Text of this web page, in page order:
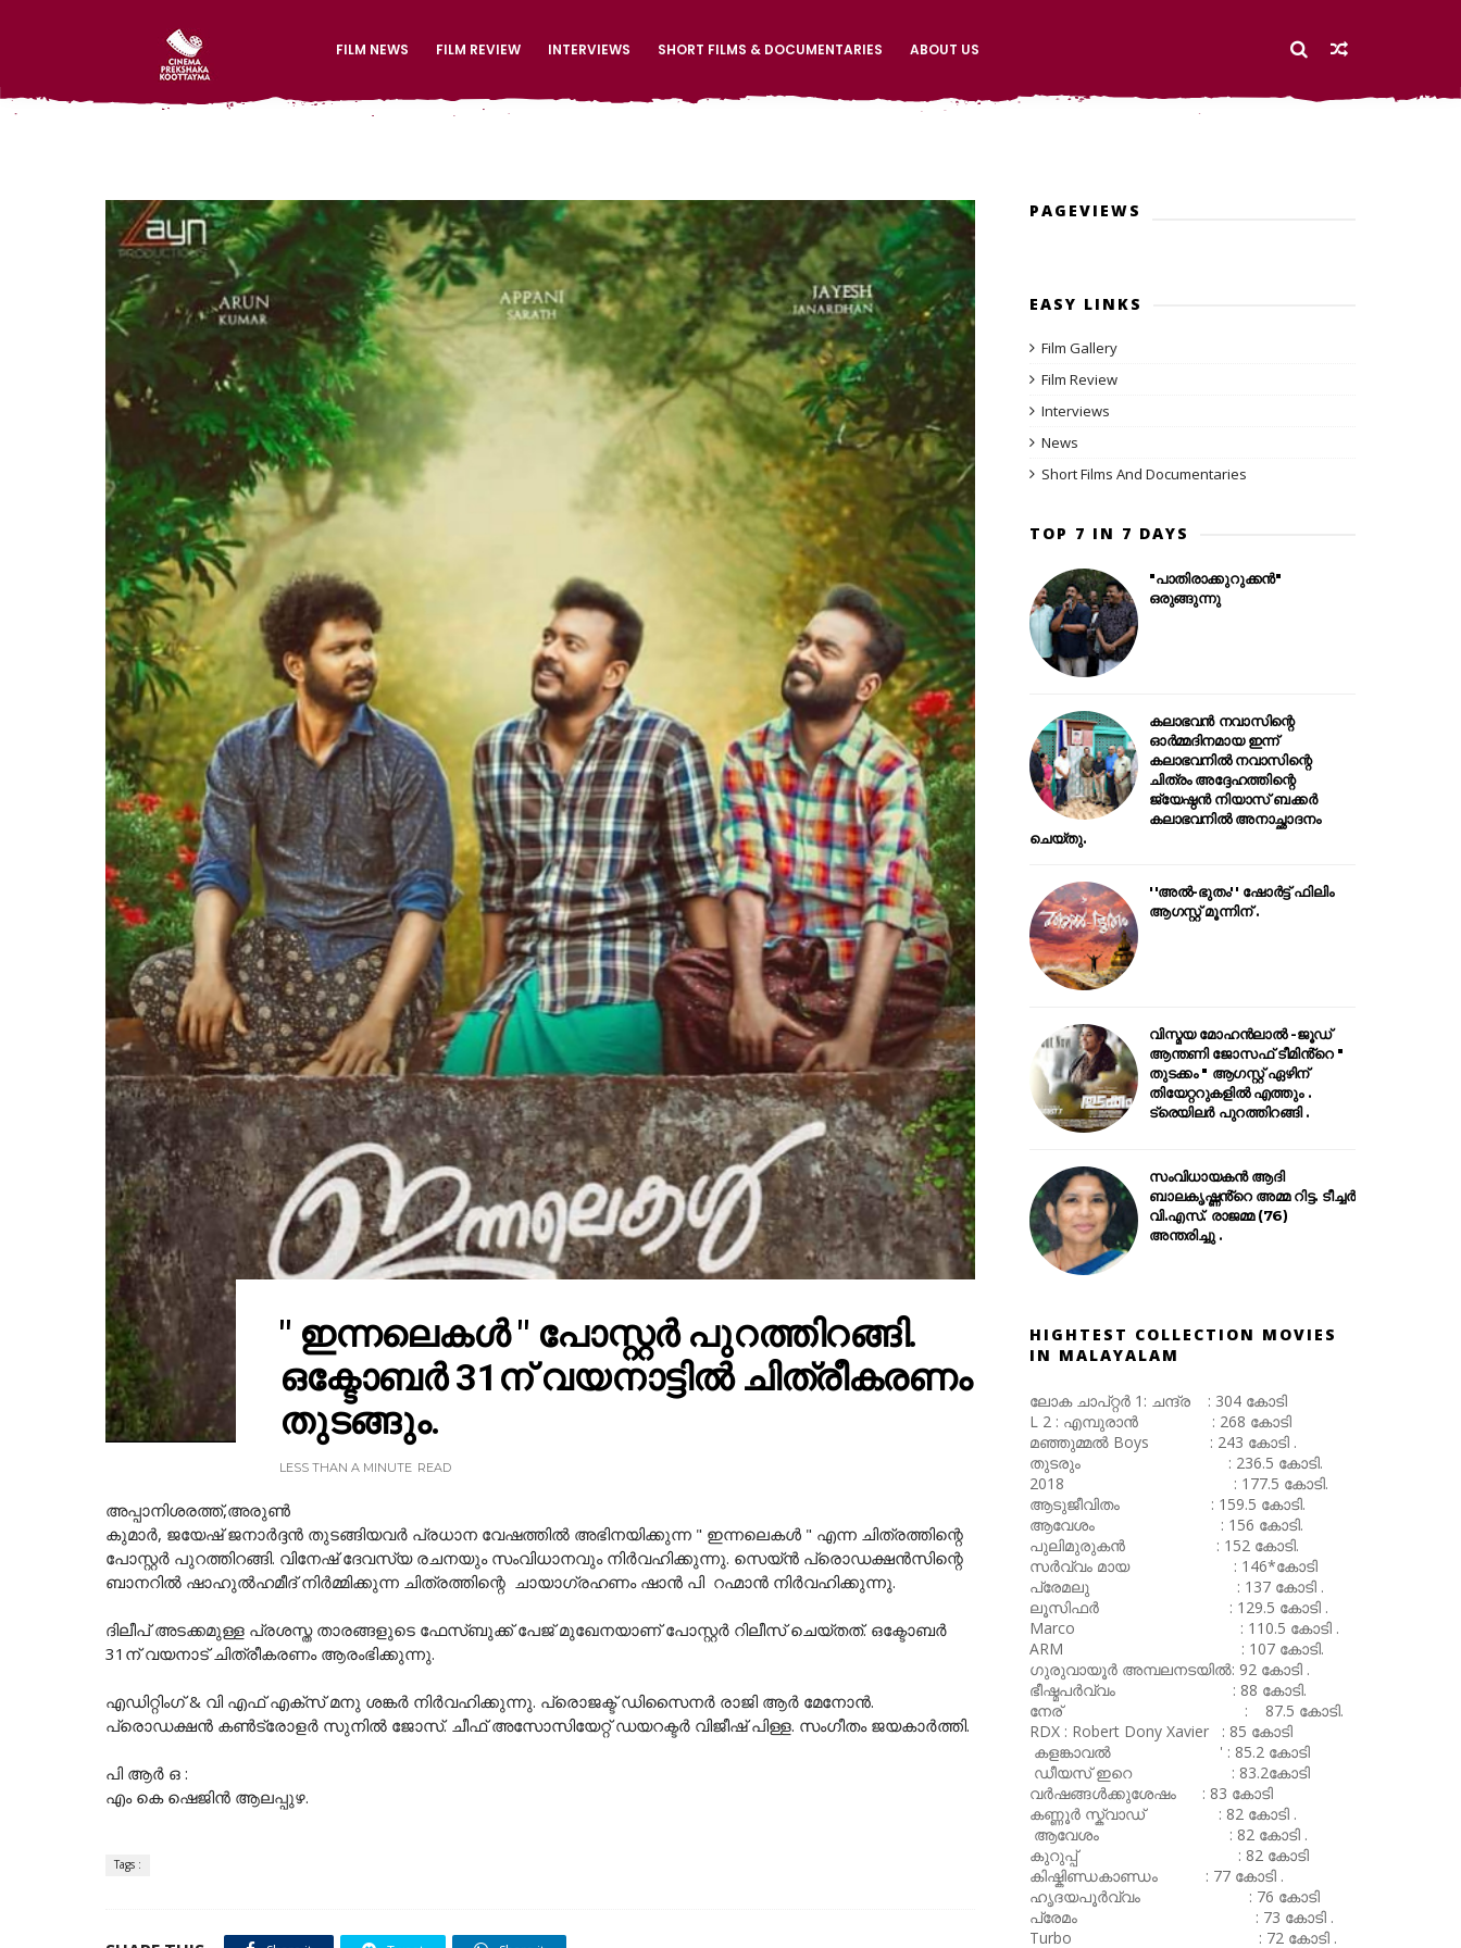
FILM NEWS FILM REVIEW INTERVIEWS SHORT FILMS & DOCUMENTARIES ABOUT US
" ഇന്നലെകൾ " പോസ്റ്റർ പുറത്തിറങ്ങി.
ഒക്ടോബർ 31ന് വയനാട്ടിൽ ചിത്രീകരണം
തുടങ്ങും.
LESS THAN A MINUTE READ
അപ്പാനിശരത്ത്,അരുൺ
കുമാർ, ജയേഷ് ജനാർദ്ദൻ തുടങ്ങിയവർ പ്രധാന വേഷത്തിൽ അഭിനയിക്കുന്ന " ഇന്നലെകൾ " എന്ന ചിത്രത്തിന്റെ
പോസ്റ്റർ പുറത്തിറങ്ങി. വിനേഷ് ദേവസ്യ രചനയും സംവിധാനവും നിർവഹിക്കുന്നു. സെയ്ൻ പ്രൊഡക്ഷൻസിന്റെ
ബാനറിൽ ഷാഹുൽഹമീദ് നിർമ്മിക്കുന്ന ചിത്രത്തിന്റെ ചായാഗ്രഹണം ഷാൻ പി റഹ്മാൻ നിർവഹിക്കുന്നു.
ദിലീപ് അടക്കമുള്ള പ്രശസ്ത താരങ്ങളുടെ ഫേസ്ബുക്ക്‌ പേജ് മുഖേനയാണ് പോസ്റ്റർ റിലീസ് ചെയ്തത്. ഒക്ടോബർ
31ന് വയനാട് ചിത്രീകരണം ആരംഭിക്കുന്നു.
എഡിറ്റിംഗ് & വി എഫ് എക്സ് മനു ശങ്കർ നിർവഹിക്കുന്നു. പ്രൊജക്ട് ഡിസൈനർ രാജി ആർ മേനോൻ.
പ്രൊഡക്ഷൻ കൺട്രോളർ സുനിൽ ജോസ്. ചീഫ് അസോസിയേറ്റ് ഡയറക്ടർ വിജീഷ് പിള്ള. സംഗീതം ജയകാർത്തി.
പി ആർ ഒ :
എം കെ ഷെജിൻ ആലപ്പുഴ.
Tags :
PAGEVIEWS
EASY LINKS
Film Gallery
Film Review
Interviews
News
Short Films And Documentaries
TOP 7 IN 7 DAYS
"പാതിരാക്കുറുക്കൻ"
ഒരുങ്ങുന്നു
കലാഭവൻ നവാസിന്റെ
ഓർമ്മദിനമായ ഇന്ന്
കലാഭവനിൽ നവാസിന്റെ
ചിത്രം അദ്ദേഹത്തിന്റെ
ജ്യേഷ്ഠൻ നിയാസ് ബക്കർ
കലാഭവനിൽ അനാച്ഛാദനം
ചെയ്തു.
''അൽ-ഭുതം'' ഷോർട്ട് ഫിലിം
ആഗസ്റ്റ് മൂന്നിന് .
വിസ്മയ മോഹൻലാൽ -ജൂഡ്
ആന്തണി ജോസഫ് ടീമിൻ്റെ "
തുടക്കം " ആഗസ്റ്റ് ഏഴിന്
തിയേറ്ററുകളിൽ എത്തും .
ട്രെയിലർ പുറത്തിറങ്ങി .
സംവിധായകൻ ആദി
ബാലകൃഷ്ണൻ്റെ അമ്മ റിട്ട. ടീച്ചർ
വി.എസ്. രാജമ്മ (76)
അന്തരിച്ചു .
HIGHTEST COLLECTION MOVIES
IN MALAYALAM
ലോക ചാപ്റ്റർ 1: ചന്ദ്ര : 304 കോടി
L 2 : എമ്പുരാൻ : 268 കോടി
മഞ്ഞുമ്മൽ Boys : 243 കോടി .
തുടരും : 236.5 കോടി.
2018 : 177.5 കോടി.
ആടുജീവിതം : 159.5 കോടി.
ആവേശം : 156 കോടി.
പുലിമുരുകൻ : 152 കോടി.
സർവ്വം മായ : 146*കോടി
പ്രേമലു : 137 കോടി .
ലൂസിഫർ : 129.5 കോടി .
Marco : 110.5 കോടി .
ARM : 107 കോടി.
ഗുരുവായൂർ അമ്പലനടയിൽ: 92 കോടി .
ഭീഷ്മപർവ്വം : 88 കോടി.
നേര് : 87.5 കോടി.
RDX : Robert Dony Xavier : 85 കോടി
കളങ്കാവൽ ' : 85.2 കോടി
ഡീയസ് ഇറെ : 83.2കോടി
വർഷങ്ങൾക്കുശേഷം : 83 കോടി
കണ്ണൂർ സ്ക്വാഡ് : 82 കോടി .
ആവേശം : 82 കോടി .
കുറുപ്പ് : 82 കോടി
കിഷ്കിണ്ഡകാണ്ഡം : 77 കോടി .
ഹൃദയപൂർവ്വം : 76 കോടി
പ്രേമം : 73 കോടി .
Turbo : 72 കോടി .